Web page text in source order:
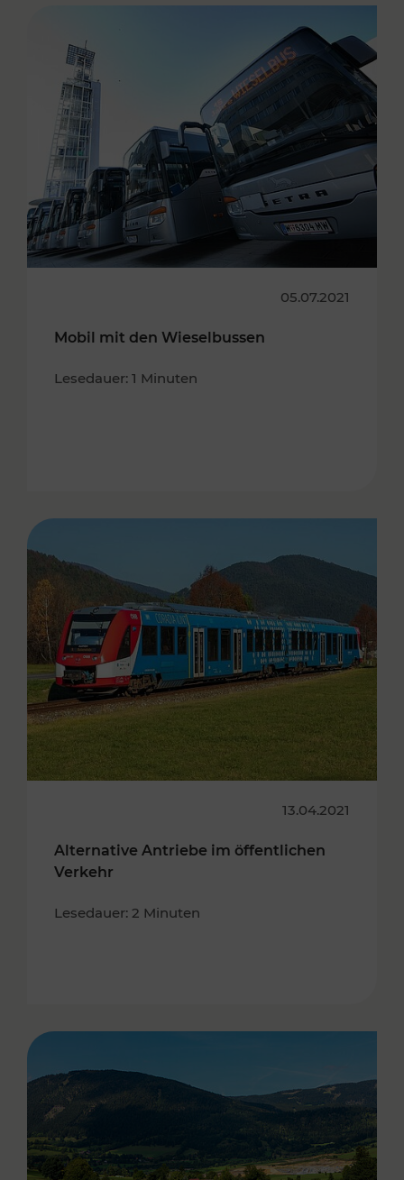
05.07.2021
Mobil mit den Wieselbussen
Lesedauer: 1 Minuten
13.04.2021
Alternative Antriebe im öffentlichen
Verkehr
Lesedauer: 2 Minuten